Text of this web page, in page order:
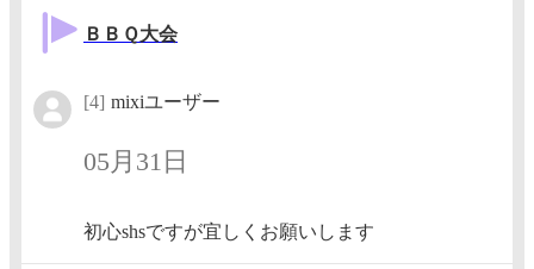
ＢＢＱ大会
[4] mixiユーザー
05月31日
初心shsですが宜しくお願いします